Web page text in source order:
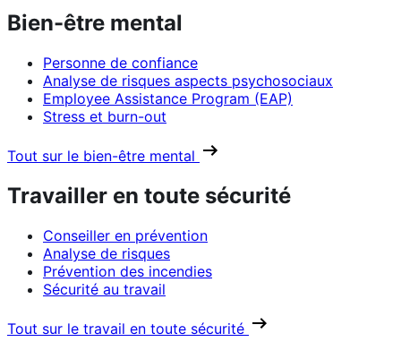
Bien-être mental
Personne de confiance
Analyse de risques aspects psychosociaux
Employee Assistance Program (EAP)
Stress et burn-out
Tout sur le bien-être mental
Travailler en toute sécurité
Conseiller en prévention
Analyse de risques
Prévention des incendies
Sécurité au travail
Tout sur le travail en toute sécurité